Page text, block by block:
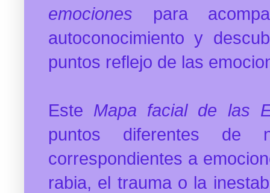
emociones para
autoconocimiento y
puntos reflejo de las
Este Mapa facial de las
puntos diferentes de
correspondientes a
rabia, el trauma o la